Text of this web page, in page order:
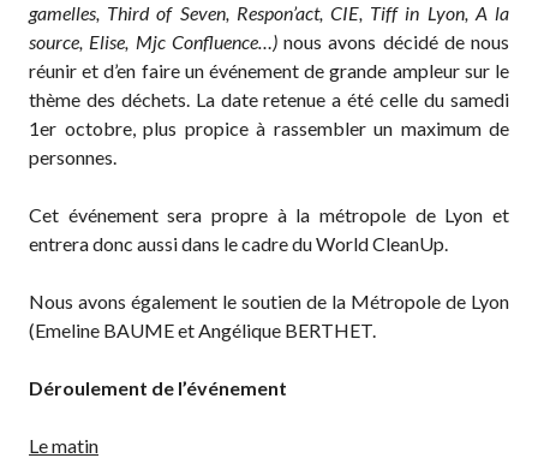
gamelles, Third of Seven, Respon’act, CIE, Tiff in Lyon, A la
source, Elise, Mjc Confluence…)nous avons décidé de nous
réunir et d’en faire un événement de grande ampleur sur le
thème des déchets. La date retenue a été celle du samedi
1er octobre, plus propice à rassembler un maximum de
personnes.
Cet événement sera propre à la métropole de Lyon et
entrera donc aussi dans le cadre du World CleanUp.
Nous avons également le soutien de la Métropole de Lyon
(Emeline BAUME et Angélique BERTHET.
Déroulement de l’événement
Le matin